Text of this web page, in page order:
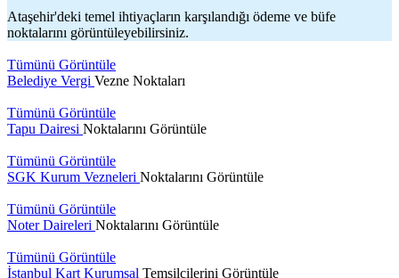
düzenlenecek
anma
programının
takvimini
açıkladı. "İrade
Bizim, Vatan
Bizim"
temasıyla
gerçekleştirilecek
etkinlikler, 15-
17 Temmuz
tarihleri
arasında çeşitli
noktalarda
düzenlenecek.
Ataşehir'deki temel ihtiyaçların karşılandığı ödeme ve büfe
noktalarını görüntüleyebilirsiniz.
Tümünü Görüntüle
Belediye Vergi Vezne Noktaları
Tümünü Görüntüle
Tapu Dairesi Noktalarını Görüntüle
Tümünü Görüntüle
SGK Kurum Vezneleri Noktalarını Görüntüle
Tümünü Görüntüle
Noter Daireleri Noktalarını Görüntüle
Tümünü Görüntüle
İstanbul Kart Kurumsal Temsilcilerini Görüntüle